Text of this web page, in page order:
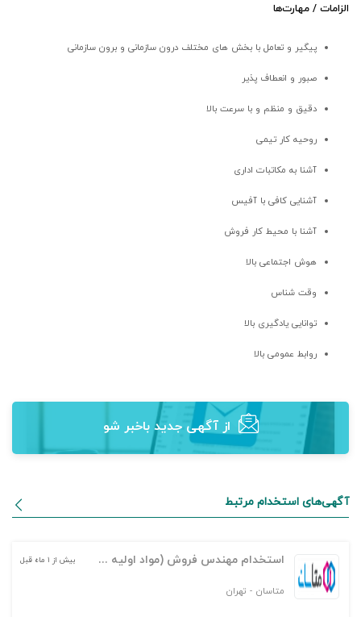
الزامات / مهارت‌ها
پیگیر و تعامل با بخش های مختلف درون سازمانی و برون سازمانی
صبور و انعطاف پذیر
دقیق و منظم و با سرعت بالا
روحیه کار تیمی
آشنا به مکاتبات اداری
آشنایی کافی با آفیس
آشنا با محیط کار فروش
هوش اجتماعی بالا
وقت شناس
توانایی یادگیری بالا
روابط عمومی بالا
از آگهی‌ جدید باخبر شو
آگهی‌های استخدام مرتبط
استخدام مهندس فروش (مواد اولیه شیمیایی صنایع رنگ و رزین)
متاسان - تهران
بیش از ۱ ماه قبل